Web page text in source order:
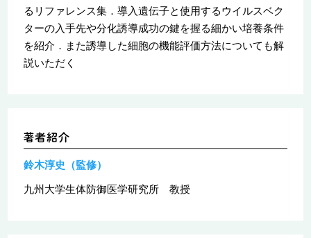
るリファレンス集．導入遺伝子と使用するウイルスベク
ターの入手先や分化誘導成功の鍵を握る細かい培養条件
を紹介．また誘導した細胞の機能評価方法についても解
説いただく
鈴木淳史（監修）
九州大学生体防御医学研究所 教授